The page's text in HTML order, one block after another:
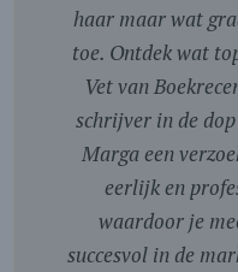
haar maar wat
toe. Ontdek wat
Vet van
schrijver in de
Marga een
eerlijk en
waardoor je
succesvol in de